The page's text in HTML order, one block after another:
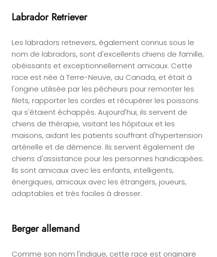
Labrador Retriever
Les labradors retrievers, également connus sous le
nom de labradors, sont d'excellents chiens de famille,
obéissants et exceptionnellement amicaux. Cette
race est née à Terre-Neuve, au Canada, et était à
l'origine utilisée par les pêcheurs pour remonter les
filets, rapporter les cordes et récupérer les poissons
qui s'étaient échappés. Aujourd'hui, ils servent de
chiens de thérapie, visitant les hôpitaux et les
maisons, aidant les patients souffrant d'hypertension
artérielle et de démence. Ils servent également de
chiens d'assistance pour les personnes handicapées.
Ils sont amicaux avec les enfants, intelligents,
énergiques, amicaux avec les étrangers, joueurs,
adaptables et très faciles à dresser.
Berger allemand
Comme son nom l'indique, cette race est originaire